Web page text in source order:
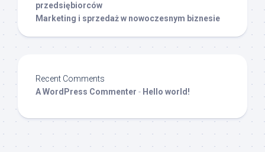
przedsiębiorców
Marketing i sprzedaż w nowoczesnym biznesie
Recent Comments
A WordPress Commenter - Hello world!